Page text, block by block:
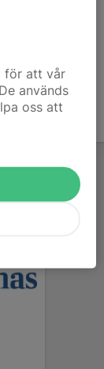
för att vår
används
oss att